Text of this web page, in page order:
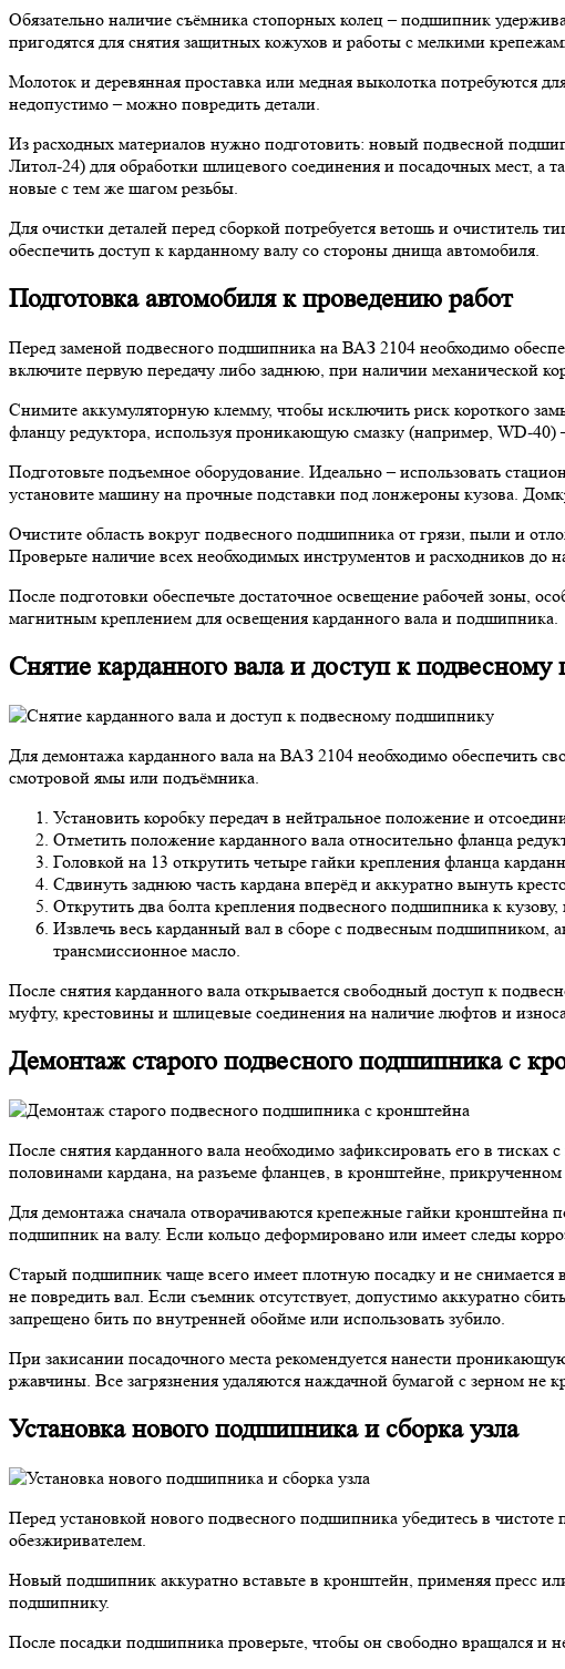
Обязательно наличие съёмника стопорных колец – подшипник
пригодятся для снятия защитных кожухов и работы с мелкими
Молоток и деревянная проставка или медная выколотка потребуются
недопустимо – можно повредить детали.
Из расходных материалов нужно подготовить: новый подвесной
Литол-24) для обработки шлицевого соединения и посадочных мест, а
новые с тем же шагом резьбы.
Для очистки деталей перед сборкой потребуется ветошь и очиститель
обеспечить доступ к карданному валу со стороны днища автомобиля.
Подготовка автомобиля к проведению работ
Перед заменой подвесного подшипника на ВАЗ 2104 необходимо
включите первую передачу либо заднюю, при наличии механической
Снимите аккумуляторную клемму, чтобы исключить риск короткого
фланцу редуктора, используя проникающую смазку (например, WD-40)
Подготовьте подъемное оборудование. Идеально – использовать
установите машину на прочные подставки под лонжероны кузова.
Очистите область вокруг подвесного подшипника от грязи, пыли и
Проверьте наличие всех необходимых инструментов и расходников до
После подготовки обеспечьте достаточное освещение рабочей зоны,
магнитным креплением для освещения карданного вала и подшипника.
Снятие карданного вала и доступ к
Для демонтажа карданного вала на ВАЗ 2104 необходимо обеспечить
смотровой ямы или подъёмника.
Установить коробку передач в нейтральное положение и
Отметить положение карданного вала относительно фланца
Головкой на 13 открутить четыре гайки крепления фланца
Сдвинуть заднюю часть кардана вперёд и аккуратно вынуть
Открутить два болта крепления подвесного подшипника к кузову,
Извлечь весь карданный вал в сборе с подвесным подшипником,
трансмиссионное масло.
После снятия карданного вала открывается свободный доступ к
муфту, крестовины и шлицевые соединения на наличие люфтов и
Демонтаж старого подвесного подшипника с
После снятия карданного вала необходимо зафиксировать его в
половинами кардана, на разъеме фланцев, в кронштейне, прикрученном
Для демонтажа сначала отворачиваются крепежные гайки кронштейна
подшипник на валу. Если кольцо деформировано или имеет следы
Старый подшипник чаще всего имеет плотную посадку и не снимается
не повредить вал. Если съемник отсутствует, допустимо аккуратно
запрещено бить по внутренней обойме или использовать зубило.
При закисании посадочного места рекомендуется нанести
ржавчины. Все загрязнения удаляются наждачной бумагой с зерном не
Установка нового подшипника и сборка узла
Перед установкой нового подвесного подшипника убедитесь в
обезжиривателем.
Новый подшипник аккуратно вставьте в кронштейн, применяя пресс
подшипнику.
После посадки подшипника проверьте, чтобы он свободно вращался и